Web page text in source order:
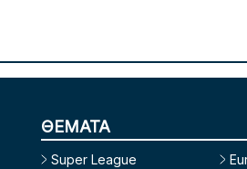
ΘΕΜΑΤΑ
Super League